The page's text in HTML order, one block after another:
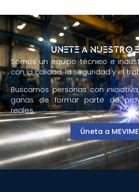
Unete a nuestro
Somos un equipo técnico e
con la calidad, la seguridad y el
Buscamos personas con
ganas de formar parte de
reales.
Úneta a MEVIME